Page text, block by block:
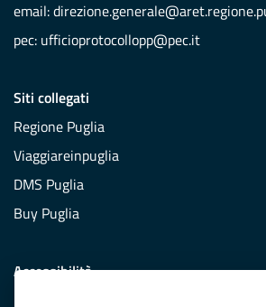
email:
pec: ufficioprotocollopp@pec.it
Siti collegati
Regione Puglia
Viaggiareinpuglia
DMS Puglia
Buy Puglia
Accessibilità